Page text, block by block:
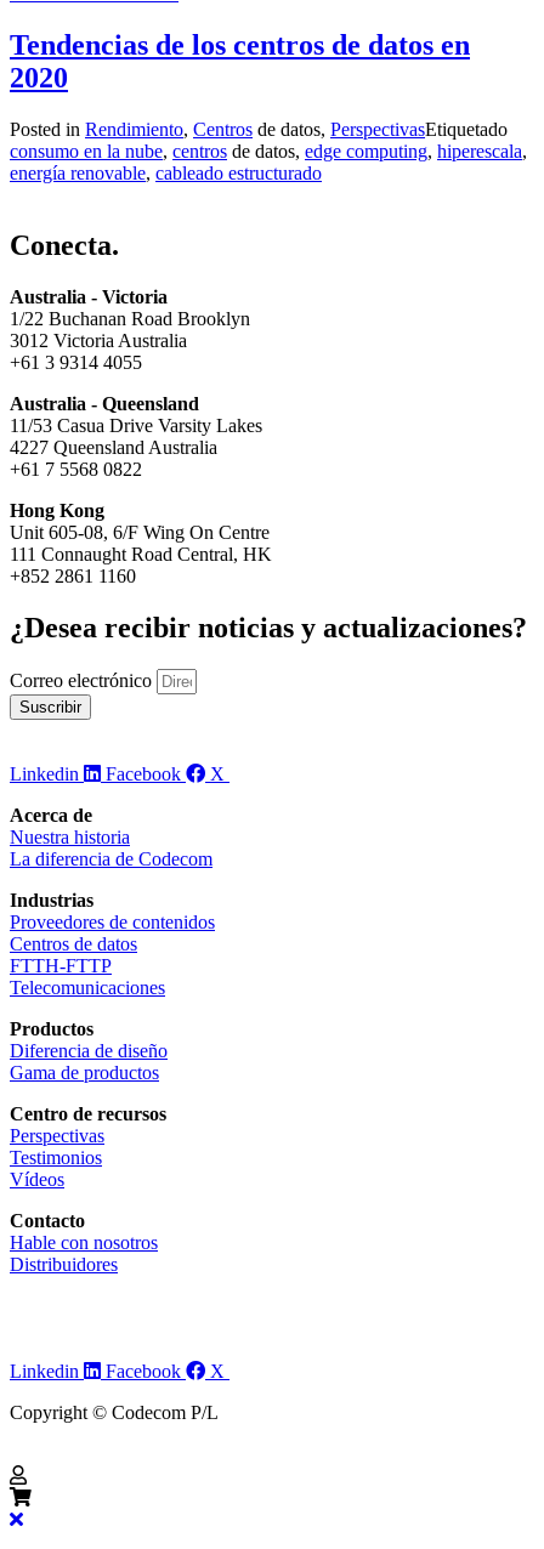
Tendencias de los centros de datos en
2020
Posted in Rendimiento, Centros de datos, PerspectivasEtiquetado
consumo en la nube, centros de datos, edge computing, hiperescala,
energía renovable, cableado estructurado
Conecta.
Australia - Victoria
1/22 Buchanan Road Brooklyn
3012 Victoria Australia
+61 3 9314 4055
Australia - Queensland
11/53 Casua Drive Varsity Lakes
4227 Queensland Australia
+61 7 5568 0822
Hong Kong
Unit 605-08, 6/F Wing On Centre
111 Connaught Road Central, HK
+852 2861 1160
¿Desea recibir noticias y actualizaciones?
Correo electrónico
Suscribir
Linkedin Facebook
X
Acerca de
Nuestra historia
La diferencia de Codecom
Industrias
Proveedores de contenidos
Centros de datos
FTTH-FTTP
Telecomunicaciones
Productos
Diferencia de diseño
Gama de productos
Centro de recursos
Perspectivas
Testimonios
Vídeos
Contacto
Hable con nosotros
Distribuidores
Linkedin Facebook
X
Copyright © Codecom P/L